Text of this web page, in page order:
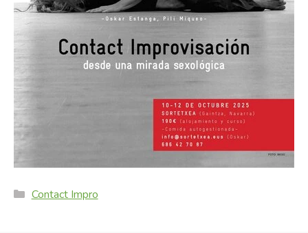
Categories
Contact Impro